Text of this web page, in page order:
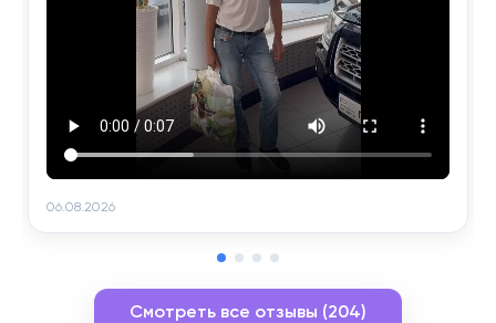
06.08.2026
Смотреть все отзывы (204)